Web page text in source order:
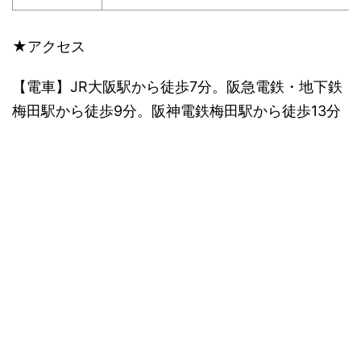
★アクセス
【電車】JR大阪駅から徒歩7分。阪急電鉄・地下鉄
梅田駅から徒歩9分。阪神電鉄梅田駅から徒歩13分